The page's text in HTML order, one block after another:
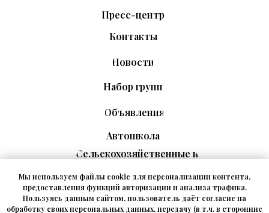
Пресс-центр
Контакты
Автошкола
Промышленная
безопасность
Сельскохозяйственные и
Новости
Объявления
Набор групп
Мы используем файлы cookie для персонализации контента,
предоставления функций авторизации и анализа трафика.
Пользуясь данным сайтом, пользователь даёт согласие на
обработку своих персональных данных, передачу (в т.ч. в сторонние